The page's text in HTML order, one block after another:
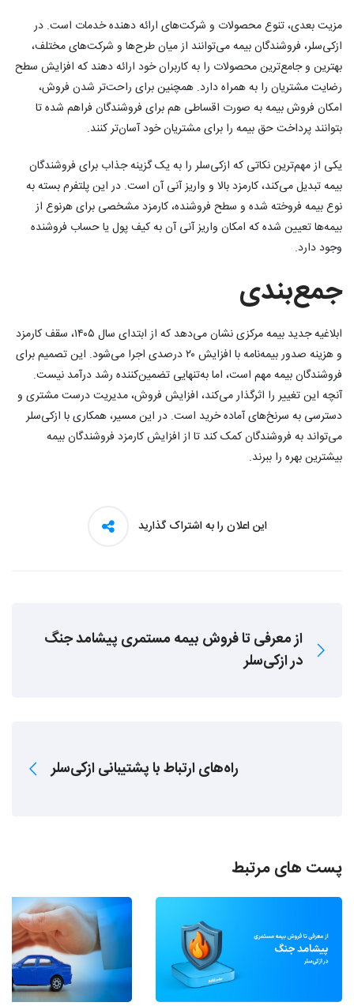
مزیت بعدی، تنوع محصولات و شرکت‌های ارائه دهنده خدمات است. در
ازکی‌سلر، فروشندگان بیمه می‌توانند از میان طرح‌ها و شرکت‌های مختلف،
بهترین و جامع‌ترین محصولات را به کاربران خود ارائه دهند که افزایش سطح
رضایت مشتریان را به همراه دارد. همچنین برای راحت‌تر شدن فروش،
امکان فروش بیمه به صورت اقساطی هم برای فروشندگان فراهم شده تا
بتوانند پرداخت حق بیمه را برای مشتریان خود آسان‌تر کنند.
یکی از مهم‌ترین نکاتی که ازکی‌سلر را به یک گزینه جذاب برای فروشندگان
بیمه تبدیل می‌کند، کارمزد بالا و واریز آنی آن است. در این پلتفرم بسته به
نوع بیمه فروخته شده و سطح فروشنده، کارمزد مشخصی برای هرنوع از
بیمه‌ها تعیین شده که امکان واریز آنی آن به کیف پول یا حساب فروشنده
وجود دارد.
جمع‌بندی
ابلاغیه جدید بیمه مرکزی نشان می‌دهد که از ابتدای سال ۱۴۰۵، سقف کارمزد
و هزینه صدور بیمه‌نامه با افزایش ۲۰ درصدی اجرا می‌شود. این تصمیم برای
فروشندگان بیمه مهم است، اما به‌تنهایی تضمین‌کننده رشد درآمد نیست.
آنچه این تغییر را اثرگذار می‌کند، افزایش فروش، مدیریت درست مشتری و
دسترسی به سرنخ‌های آماده خرید است. در این مسیر، همکاری با ازکی‌سلر
می‌تواند به فروشندگان کمک کند تا از افزایش کارمزد فروشندگان بیمه
بیشترین بهره را ببرند.​
این اعلان را به اشتراک گذارید
از معرفی تا فروش بیمه مستمری پیشامد جنگ
در ازکی‌سلر
راه‌های ارتباط با پشتیبانی ازکی‌سلر
پست های مرتبط